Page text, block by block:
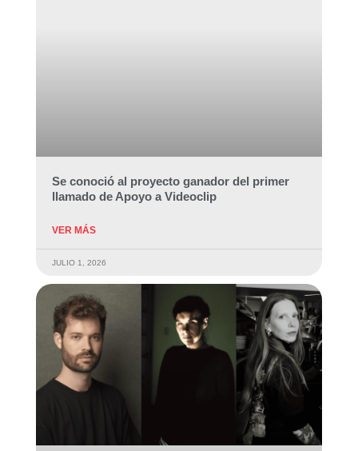
Se conoció al proyecto ganador del primer
llamado de Apoyo a Videoclip
VER MÁS
JULIO 1, 2026